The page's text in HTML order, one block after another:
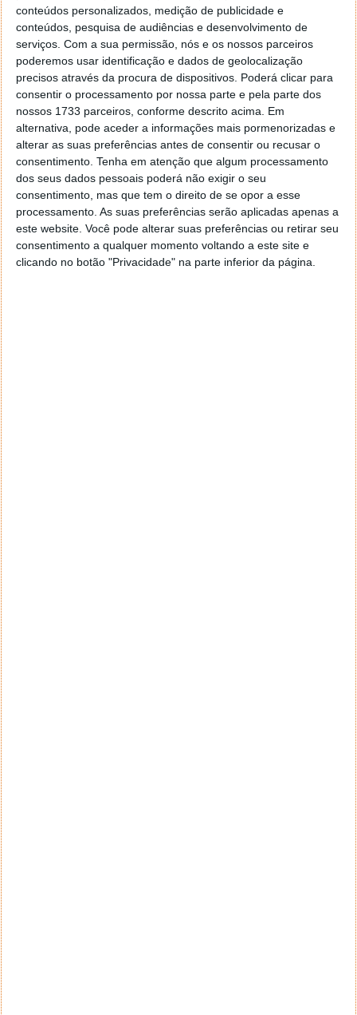
conteúdos personalizados, medição de publicidade e
conteúdos, pesquisa de audiências e desenvolvimento de
serviços. Com a sua permissão, nós e os nossos parceiros
poderemos usar identificação e dados de geolocalização
precisos através da procura de dispositivos. Poderá clicar para
consentir o processamento por nossa parte e pela parte dos
nossos 1733 parceiros, conforme descrito acima. Em
alternativa, pode aceder a informações mais pormenorizadas e
alterar as suas preferências antes de consentir ou recusar o
consentimento. Tenha em atenção que algum processamento
dos seus dados pessoais poderá não exigir o seu
consentimento, mas que tem o direito de se opor a esse
processamento. As suas preferências serão aplicadas apenas a
este website. Você pode alterar suas preferências ou retirar seu
consentimento a qualquer momento voltando a este site e
clicando no botão "Privacidade" na parte inferior da página.
Esta tomada de posição levou a que o seu serviço
Web Appsesteja agora com muito mais qualidade,
permitindo uma experiência de utilização mais
aproximada ao que conseguimos localmente com o
Excel, Word, PowerPoint ou OneNote. Todo o serviço